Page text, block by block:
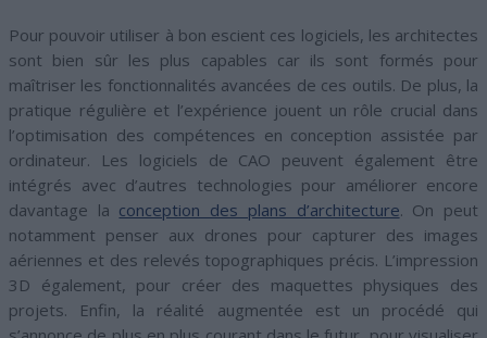
Pour pouvoir utiliser à bon escient ces logiciels, les architectes
sont bien sûr les plus capables car ils sont formés pour
maîtriser les fonctionnalités avancées de ces outils. De plus, la
pratique régulière et l’expérience jouent un rôle crucial dans
l’optimisation des compétences en conception assistée par
ordinateur. Les logiciels de CAO peuvent également être
intégrés avec d’autres technologies pour améliorer encore
davantage la conception des plans d’architecture. On peut
notamment penser aux drones pour capturer des images
aériennes et des relevés topographiques précis. L’impression
3D également, pour créer des maquettes physiques des
projets. Enfin, la réalité augmentée est un procédé qui